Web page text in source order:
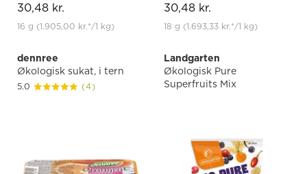
30,48 kr.
16 g (1.905,00 kr.*/1 kg)
30,48 kr.
18 g (1.693,33 kr.*/1 kg)
dennree
Økologisk sukat, i tern
5.0 (4)
Landgarten
Økologisk Pure
Superfruits Mix